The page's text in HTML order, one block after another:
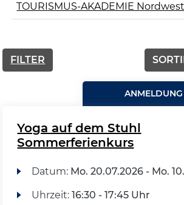
TOURISMUS-AKADEMIE Nordwest
FILTER
Yoga auf dem Stuhl
Sommerferienkurs
Datum: Mo. 20.07.2026 - Mo.
Uhrzeit: 16:30 - 17:45 Uhr